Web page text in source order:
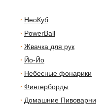
НеоКуб
PowerBall
Жвачка для рук
Йо-Йо
Небесные фонарики
Фингерборды
Домашние Пивоварни